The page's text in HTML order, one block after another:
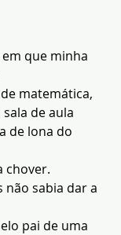
que minha
matemática,
de aula
de lona do
chover.
não sabia dar a
pai de uma